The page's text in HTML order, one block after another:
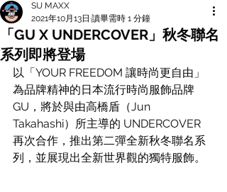
「GU X UNDERCOVER」秋冬聯名
系列即將登場
SU MAXX
2021年10月13日 讀畢需時 1 分鐘
以「YOUR FREEDOM 讓時尚更自由」
為品牌精神的日本流行時尚服飾品牌
GU，將於與由高橋盾（Jun
Takahashi）所主導的 UNDERCOVER
再次合作，推出第二彈全新秋冬聯名系
列，並展現出全新世界觀的獨特服飾。